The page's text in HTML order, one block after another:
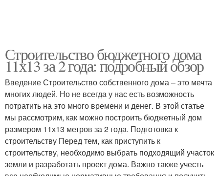
Строительство бюджетного дома
11х13 за 2 года: подробный обзор
Введение Строительство собственного дома – это мечта
многих людей. Но не всегда у нас есть возможность
потратить на это много времени и денег. В этой статье
мы рассмотрим, как можно построить бюджетный дом
размером 11х13 метров за 2 года. Подготовка к
строительству Перед тем, как приступить к
строительству, необходимо выбрать подходящий участок
земли и разработать проект дома. Важно также учесть